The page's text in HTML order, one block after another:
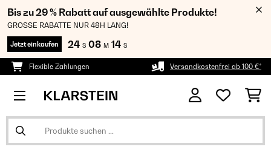
Bis zu 29 % Rabatt auf ausgewählte Produkte!
GROSSE RABATTE NUR 48H LANG!
Jetzt einkaufen 24 S 08 M 13 S
Flexible Zahlungen Versandkostenfrei ab 100 €*